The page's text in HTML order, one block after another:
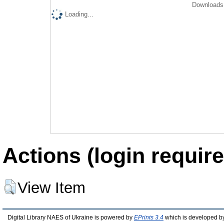
Loading...
Actions (login
View Item
Digital Library NAES of Ukraine is powered by EPrints 3.4 which is developed